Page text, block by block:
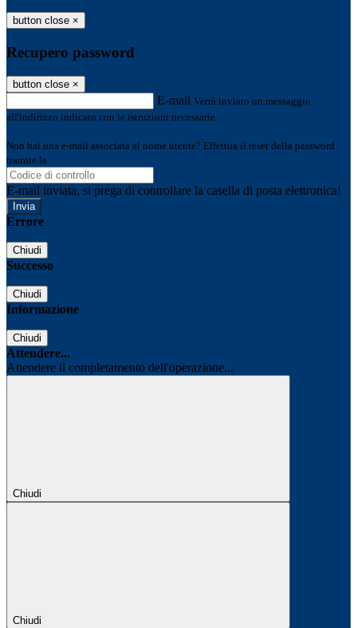
button close ×
Recupero password
button close ×
E-mail Verrà inviato un messaggio
all'indirizzo indicato con le istruzioni necessarie.
Non hai una e-mail associata al nome utente? Effettua il reset della password
tramite la
E-mail inviata, si prega di controllare la casella di posta elettronica!
Errore
Chiudi
Successo
Chiudi
Informazione
Chiudi
Attendere...
Attendere il completamento dell'operazione...
Chiudi
Chiudi